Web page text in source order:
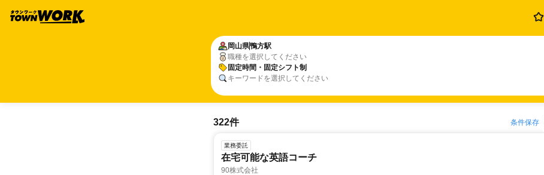
岡山県鴨方駅
職種を選択してください
固定時間・固定シフト制
キーワードを選択してください
322件 条件保存
業務委託
在宅可能な英語コーチ
90株式会社